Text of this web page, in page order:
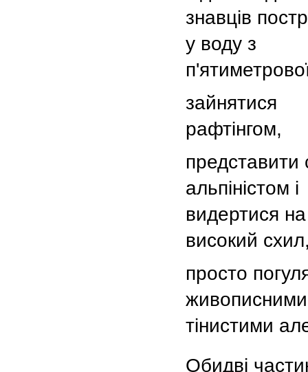
знавців
у воду з
зайнятися
рафтінгом,
представити
альпіністом і
видертися
високий
просто
живописними
тінистими
Обидві